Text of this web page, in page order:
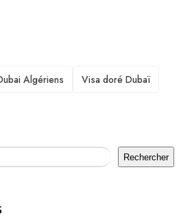
Algériens Visa doré Dubaï
Rechercher